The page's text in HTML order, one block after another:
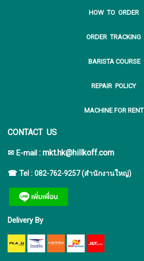
HOW TO ORDER
ORDER TRACKING
BARISTA COURSE
REPAIR POLICY
MACHINE FOR RENT
CONTACT US
✉ E-mail : mkt.hk@hillkoff.com
☎ Tel : 082-762-9257 (สำนักงานใหญ่)
Delivery By